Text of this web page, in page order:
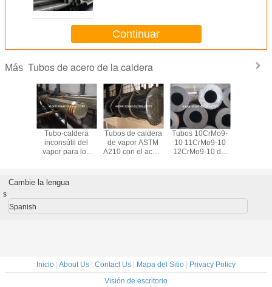
Continuar
Más Tubos de acero de la caldera
Tubo-caldera
inconsútil del
vapor para los
calderas
DIN17175
Tubos de caldera
de vapor ASTM
A210 con el acero
Tubos 10CrMo9-
10 11CrMo9-10
12CrMo9-10 del
Cambie la lengua
s
Spanish
Inicio About Us Contact Us Mapa del Sitio
Privacy Policy
Visión de escritorio